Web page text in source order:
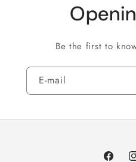
Be the first to
E‑mail